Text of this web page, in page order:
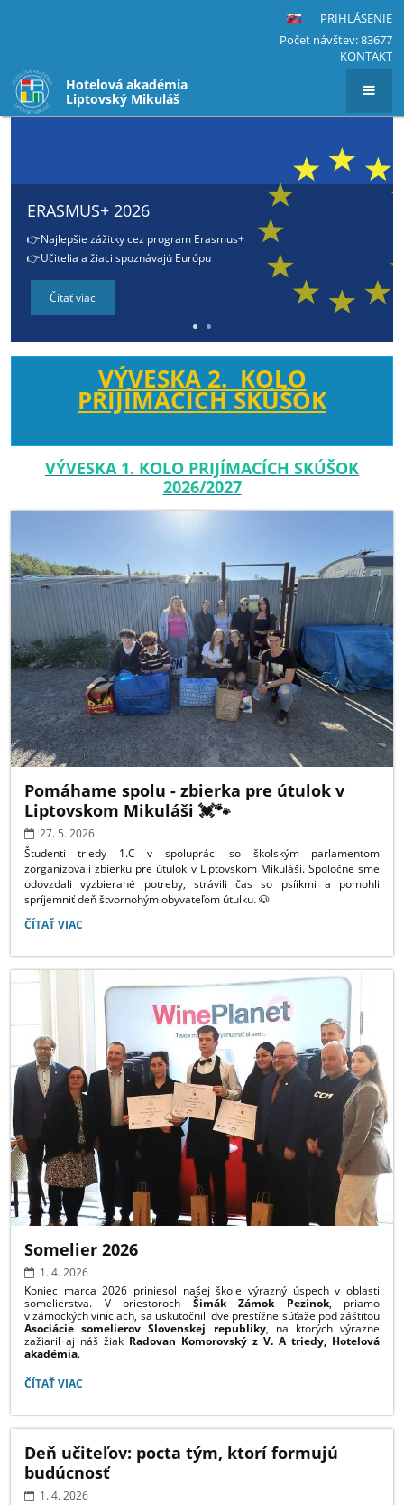
PRIHLÁSENIE
Počet návštev: 83677
KONTAKT
Hotelová akadémia
Liptovský Mikuláš
ERASMUS+ 2026
👉Najlepšie zážitky cez program Erasmus+
👉Učitelia a žiaci spoznávajú Európu
Čítať viac
VÝVESKA 2. KOLO
PRIJÍMACÍCH SKÚŠOK
VÝVESKA 1. KOLO PRIJÍMACÍCH SKÚŠOK
2026/2027
Pomáhame spolu - zbierka pre útulok v
Liptovskom Mikuláši 💓🐾
27. 5. 2026
Študenti triedy 1.C v spolupráci so školským parlamentom
zorganizovali zbierku pre útulok v Liptovskom Mikuláši. Spoločne sme
odovzdali vyzbierané potreby, strávili čas so psíikmi a pomohli
spríjemniť deň štvornohým obyvateľom útulku. 🐶
POMÁHAME
-
ZBIERKA
PRE
MIKULÁŠI
💓
🐾:
ČÍTAŤ VIAC
Somelier 2026
1. 4. 2026
Koniec marca 2026 priniesol našej škole výrazný úspech v oblasti
somelierstva. V priestoroch Šimák Zámok Pezinok, priamo
v zámockých viniciach, sa uskutočnili dve prestížne súťaže pod záštitou
Asociácie somelierov Slovenskej republiky, na ktorých výrazne
zažiaril aj náš žiak Radovan Komorovský z V. A triedy, Hotelová
akadémia.
SOMELIER
ČÍTAŤ VIAC
Deň učiteľov: pocta tým, ktorí formujú
budúcnosť
1. 4. 2026